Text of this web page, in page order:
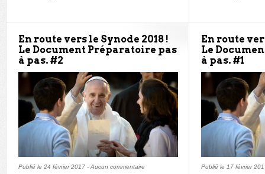
En route vers le Synode 2018 !
Le Document Préparatoire pas
à pas. #2
Publié le 24 février 2017 - Aucun commentaire
En route
Le
à pas. #1
Publié le 17 février